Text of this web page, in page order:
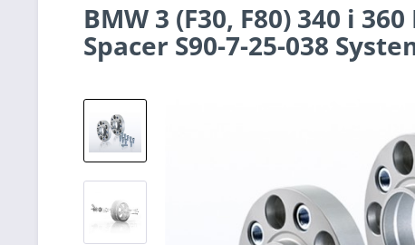
BMW 3 (F30, F80) 340 i
Spacer S90-7-25-038